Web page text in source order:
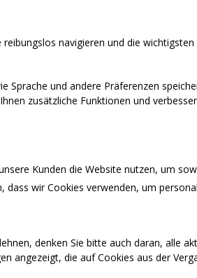
navigieren und die
Sprache und andere Präferenzen
zusätzliche Funktionen und
Kunden die Website nutzen, um
dass wir Cookies verwenden, um
denken Sie bitte auch daran, alle
angezeigt, die auf Cookies aus der